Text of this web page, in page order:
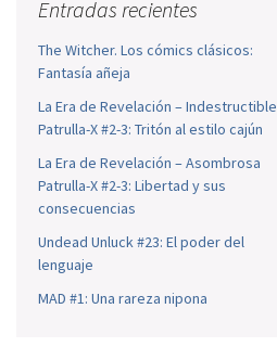
Entradas recientes
The Witcher. Los cómics clásicos:
Fantasía añeja
La Era de Revelación – Indestructible
Patrulla-X #2-3: Tritón al estilo cajún
La Era de Revelación – Asombrosa
Patrulla-X #2-3: Libertad y sus
consecuencias
Undead Unluck #23: El poder del
lenguaje
MAD #1: Una rareza nipona